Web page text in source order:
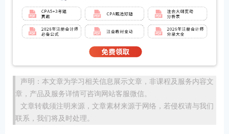
声明：本文章为学习相关信息展示文章，非课程及服务内容文
章，产品及服务详情可咨询网站客服微信。
文章转载须注明来源，文章素材来源于网络，若侵权请与我们
联系，我们将及时处理。